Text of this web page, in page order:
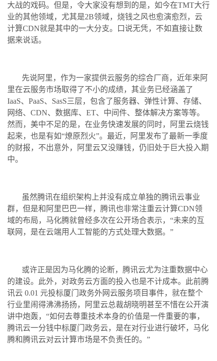
大战的戏码。但是，令大家没有想到的是，如今在TMT大行
业的其他领域，尤其是2B领域，烧钱之风也愈演愈烈，云
计算CDN就是其中的一大分支。口说无凭，不如直接让数
据来说话。
先说阿里，作为一家提供云服务的综合厂商，近年来阿
里在云服务市场取得了不小的成绩，其业务已经涵盖了
IaaS、PaaS、SasS三层，包含了服务器、弹性计算、存储、
网络、CDN、数据库、ET、中间件、整体解决方案等等。
然而，美中不足的是，在业务快速发展的同时，阿里云烧钱
起来，也是有如“燎原烈火”。最近，阿里发布了最新一季度
的财报，不出意外，阿里云又没赚钱，仍旧处于巨大投入期
中。
虽然腾讯在组织架构上并没有成立单独的腾讯云事业
群，但是和阿里巴巴一样，腾讯也非常注重云计算CDN领
域的布局，马化腾就曾经多次在公开场合表示，“未来的互
联网，是在云端用人工智能的方式处理大数据。”
或许正是因为马化腾的论断，腾讯云尤为注重数据中心
的建设。此外，对政务云方面的投入也是不计成本。此前腾
讯云 0.01 元投标厦门政务外网云服务项目事件，就在整个
行业里闹得沸沸扬扬，阿里云总裁胡晓明甚至不惜在公开演
讲中炮轰，“如何去尊重技术本身的价值是一件重要的事，
腾讯云一分钱中标厦门政务云，是在对行业进行破坏，马化
腾和腾讯云对云计算市场是不负责任的。”